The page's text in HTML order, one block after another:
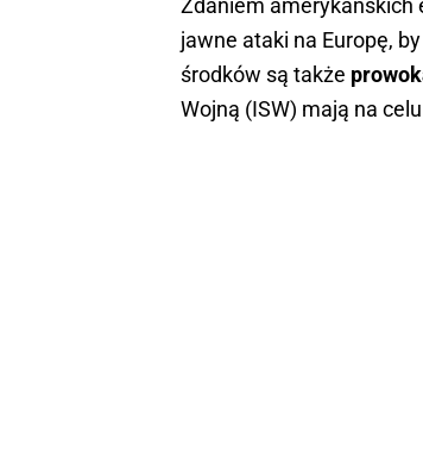
Zdaniem amerykańskich
jawne ataki na Europę,
środków są także
Wojną (ISW) mają na